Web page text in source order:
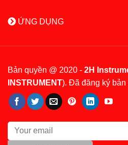
ỨNG DỤNG
Bản quyền @ 2020 - 2H
INSTRUMENT). Đã đăng ký bản